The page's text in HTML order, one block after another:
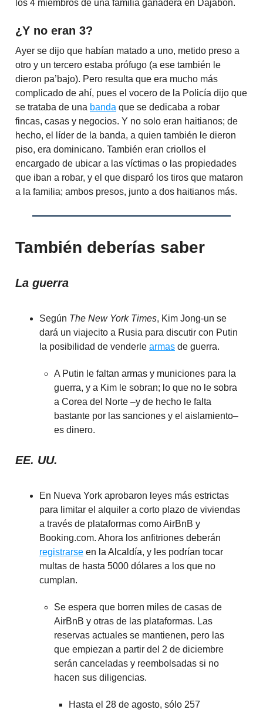
los 4 miembros de una familia ganadera en Dajabón.
¿Y no eran 3?
Ayer se dijo que habían matado a uno, metido preso a
otro y un tercero estaba prófugo (a ese también le
dieron pa’bajo). Pero resulta que era mucho más
complicado de ahí, pues el vocero de la Policía dijo que
se trataba de una banda que se dedicaba a robar
fincas, casas y negocios. Y no solo eran haitianos; de
hecho, el líder de la banda, a quien también le dieron
piso, era dominicano. También eran criollos el
encargado de ubicar a las víctimas o las propiedades
que iban a robar, y el que disparó los tiros que mataron
a la familia; ambos presos, junto a dos haitianos más.
También deberías saber
La guerra
Según The New York Times, Kim Jong-un se
dará un viajecito a Rusia para discutir con Putin
la posibilidad de venderle armas de guerra.
A Putin le faltan armas y municiones para la
guerra, y a Kim le sobran; lo que no le sobra
a Corea del Norte –y de hecho le falta
bastante por las sanciones y el aislamiento–
es dinero.
EE. UU.
En Nueva York aprobaron leyes más estrictas
para limitar el alquiler a corto plazo de viviendas
a través de plataformas como AirBnB y
Booking.com. Ahora los anfitriones deberán
registrarse en la Alcaldía, y les podrían tocar
multas de hasta 5000 dólares a los que no
cumplan.
Se espera que borren miles de casas de
AirBnB y otras de las plataformas. Las
reservas actuales se mantienen, pero las
que empiezan a partir del 2 de diciembre
serán canceladas y reembolsadas si no
hacen sus diligencias.
Hasta el 28 de agosto, sólo 257